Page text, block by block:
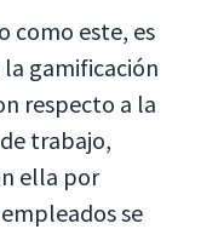
como este, es
la gamificación
respecto a la
trabajo,
ella por
se